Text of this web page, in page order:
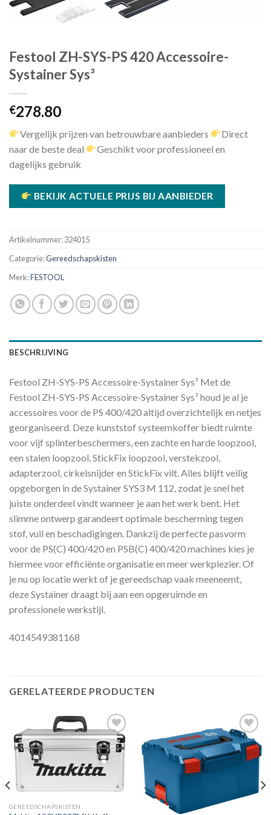
Festool ZH-SYS-PS 420 Accessoire-
Systainer Sys³
€278.80
Vergelijk prijzen van betrouwbare aanbieders
Direct
naar de beste deal
Geschikt voor professioneel en
dagelijks gebruik
BEKIJK ACTUELE PRIJS BIJ AANBIEDER
Artikelnummer:324015
Categorie:Gereedschapskisten
Merk:FESTOOL
BESCHRIJVING
Festool ZH-SYS-PS Accessoire-Systainer Sys³ Met de
Festool ZH-SYS-PS Accessoire-Systainer Sys³ houd je al je
accessoires voor de PS 400/420 altijd overzichtelijk en netjes
georganiseerd. Deze kunststof systeemkoffer biedt ruimte
voor vijf splinterbeschermers, een zachte en harde loopzool,
een stalen loopzool, StickFix loopzool, verstekzool,
adapterzool, cirkelsnijder en StickFix vilt. Alles blijft veilig
opgeborgen in de Systainer SYS3 M 112, zodat je snel het
juiste onderdeel vindt wanneer je aan het werk bent. Het
slimme ontwerp garandeert optimale bescherming tegen
stof, vuil en beschadigingen. Dankzij de perfecte pasvorm
voor de PS(C) 400/420 en PSB(C) 400/420 machines kies je
hiermee voor efficiënte organisatie en meer werkplezier. Of
je nu op locatie werkt of je gereedschap vaak meeneemt,
deze Systainer draagt bij aan een opgeruimde en
professionele werkstijl.
4014549381168
GERELATEERDE PRODUCTEN
Toevoegen
aan
verlanglijst
GEREEDSCHAPSKISTEN
Toevoegen